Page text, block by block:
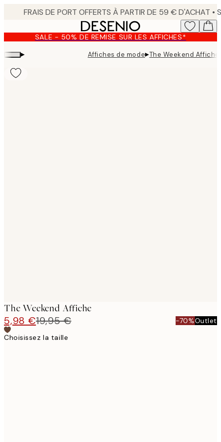
content.SALE - 50% DE REMISE SUR LES AFFICHES*
▸ Affiches de mode▸The Weekend Affiche
The Weekend Affiche
5,98 €19,95 € -70%Outlet
Choisissez la taille